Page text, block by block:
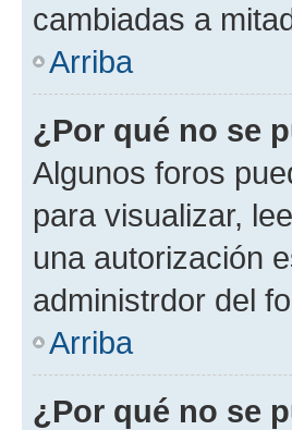
cambiadas a
Arriba
¿Por qué no se
Algunos foros
para visualizar,
una autorización
administrdor del
Arriba
¿Por qué no se